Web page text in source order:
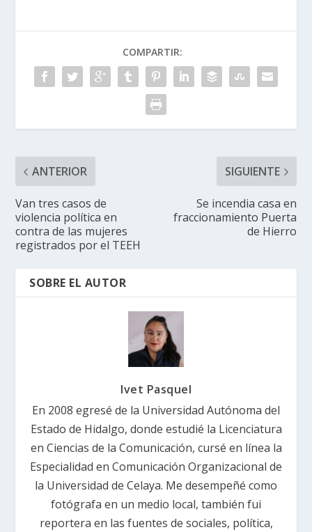
COMPARTIR:
ANTERIOR
Van tres casos de
violencia política en
contra de las mujeres
registrados por el TEEH
SIGUIENTE
Se incendia casa en
fraccionamiento Puerta
de Hierro
SOBRE EL AUTOR
Ivet Pasquel
En 2008 egresé de la Universidad Autónoma del
Estado de Hidalgo, donde estudié la Licenciatura
en Ciencias de la Comunicación, cursé en línea la
Especialidad en Comunicación Organizacional de
la Universidad de Celaya. Me desempeñé como
fotógrafa en un medio local, también fui
reportera en las fuentes de sociales, política,